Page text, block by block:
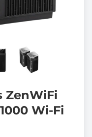
ZenWiFi
Wi-Fi